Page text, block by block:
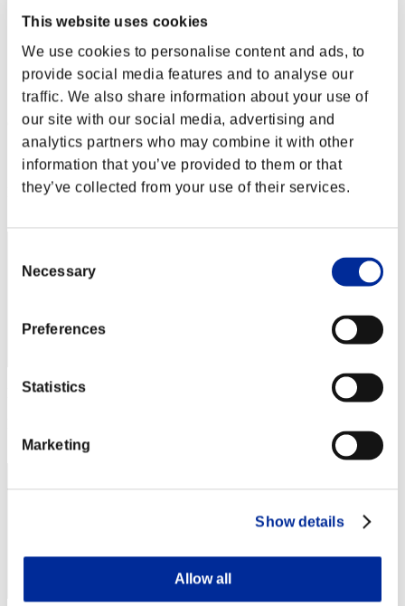
This website uses cookies
We use cookies to personalise content and ads, to
provide social media features and to analyse our
traffic. We also share information about your use of
our site with our social media, advertising and
analytics partners who may combine it with other
information that you’ve provided to them or that
they’ve collected from your use of their services.
Selection
Necessary
Preferences
Statistics
Marketing
Show details
Allow all
Sfida limitata per livello N. 64
01.12.2015 15:00 (JST) - 07.12.2015 15:00 (JST)
Vai all'evento
Singolo
Co-op
(Le classifiche sono aggiornate ogni 6 ore)
Classifiche
Posizione
Punteggio: -
52